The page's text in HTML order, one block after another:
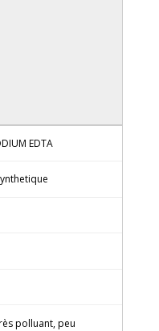
EDTA
polluant, peu